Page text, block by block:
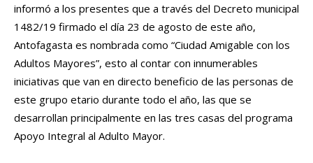
informó a los presentes que a través del Decreto municipal
1482/19 firmado el día 23 de agosto de este año,
Antofagasta es nombrada como “Ciudad Amigable con los
Adultos Mayores”, esto al contar con innumerables
iniciativas que van en directo beneficio de las personas de
este grupo etario durante todo el año, las que se
desarrollan principalmente en las tres casas del programa
Apoyo Integral al Adulto Mayor.